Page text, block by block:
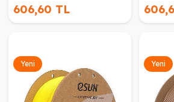
606,60 TL
Yeni Yeni